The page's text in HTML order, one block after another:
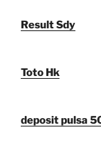
Result Sdy
Toto Hk
deposit pulsa